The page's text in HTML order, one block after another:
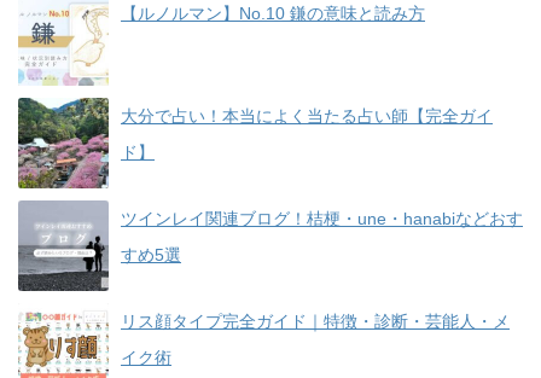
【ルノルマン】No.10 鎌の意味と読み方
大分で占い！本当によく当たる占い師【完全ガイ
ド】
ツインレイ関連ブログ！桔梗・une・hanabiなどおす
すめ5選
リス顔タイプ完全ガイド｜特徴・診断・芸能人・メ
イク術